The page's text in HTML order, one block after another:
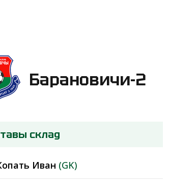
Барановичи-2
склад
(GK)
Иван